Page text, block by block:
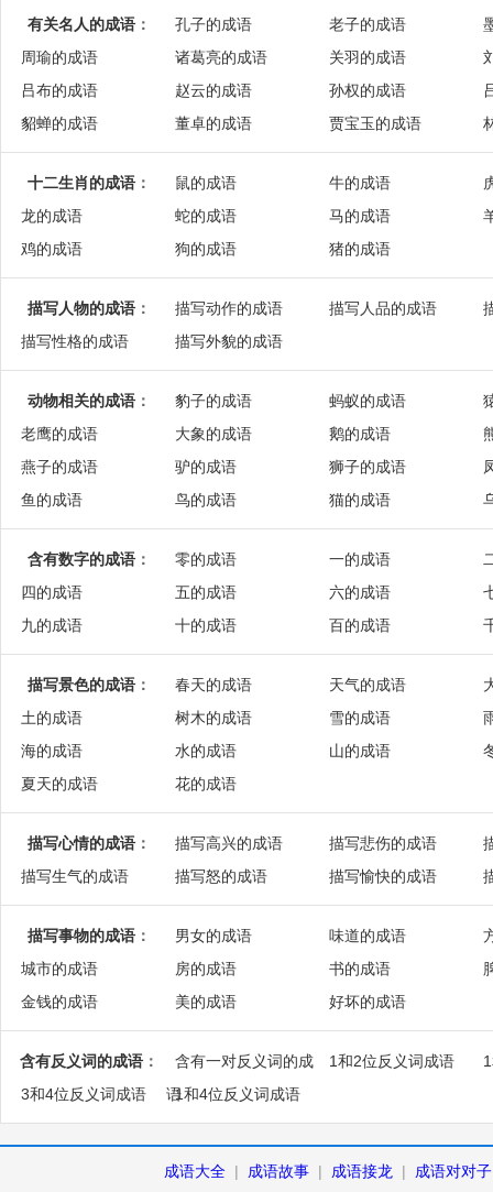
有关名人的成语 ： 孔子的成语 老子的成语
周瑜的成语
诸葛亮的成语 关羽的成语
吕布的成语
赵云的成语 孙权的成语
貂蝉的成语
董卓的成语 贾宝玉的成语
十二生肖的成语 ： 鼠的成语 牛的成语
龙的成语
蛇的成语 马的成语
鸡的成语
狗的成语 猪的成语
描写人物的成语 ： 描写动作的成语 描写人品的成语
描写性格的成语
描写外貌的成语
动物相关的成语 ： 豹子的成语 蚂蚁的成语
老鹰的成语
大象的成语 鹅的成语
燕子的成语
驴的成语 狮子的成语
鱼的成语
鸟的成语 猫的成语
含有数字的成语 ： 零的成语 一的成语
四的成语
五的成语 六的成语
九的成语
十的成语 百的成语
描写景色的成语 ： 春天的成语 天气的成语
土的成语
树木的成语 雪的成语
海的成语
水的成语 山的成语
夏天的成语
花的成语
描写心情的成语 ： 描写高兴的成语 描写悲伤的成语
描写生气的成语
描写怒的成语 描写愉快的成语
描写事物的成语 ： 男女的成语 味道的成语
城市的成语
房的成语 书的成语
金钱的成语
美的成语 好坏的成语
含有反义词的成语 ：
含有一对反义词的成
语
1和2位反义词成语
3和4位反义词成语
1和4位反义词成语
成语大全 | 成语故事 | 成语接龙 |
成语对对子